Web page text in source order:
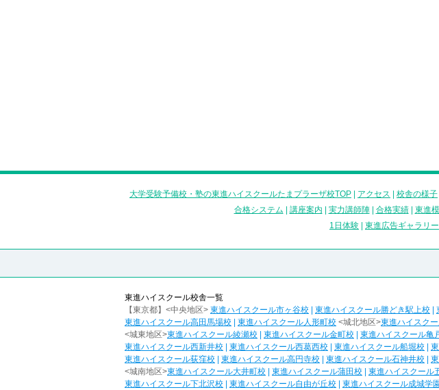
大学受験予備校・塾の東進ハイスクールたまプラーザ校TOP アクセス 校舎の様子
合格システム
講座案内 実力講師陣| 合格実績| 東進
1日体験
東進広告ギャラリー
東進ハイスクール校舎一覧
【東京都】<中央地区> 東進ハイスクール市ヶ谷校 東進ハイスクール勝どき駅上校
東進ハイスクール高田馬場校
東進ハイスクール人形町校 <城北地区>東進ハイスク
<城東地区>東進ハイスクール綾瀬校 東進ハイスクール金町校 東進ハイスクール亀
東進ハイスクール西新井校
東進ハイスクール西葛西校 東進ハイスクール船堀校
東進ハイスクール荻窪校
東進ハイスクール高円寺校 東進ハイスクール石神井校
<城南地区>東進ハイスクール大井町校 東進ハイスクール蒲田校 東進ハイスクール
東進ハイスクール下北沢校
東進ハイスクール自由が丘校 東進ハイスクール成城学